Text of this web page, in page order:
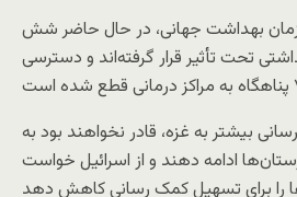
بهداشت جهانی، در حال حاضر شش
۹ مرکز بهداشتی تحت تأثیر قرار گرفته‌اند و دسترسی
بیشتر به غزه، قادر نخواهند بود به
ادامه دهند و از اسرائیل خواست